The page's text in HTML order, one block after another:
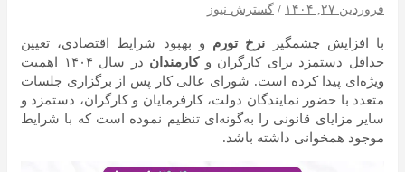
فروردین ۲۷, ۱۴۰۴ گسترش نیوز
با افزایش چشمگیر نرخ تورم و بهبود شرایط اقتصادی، تعیین
حداقل دستمزد برای کارگران وکارمندان
در سال ۱۴۰۴ اهمیت
ویژه‌ای پیدا کرده است. شورای عالی کار پس از برگزاری جلسات
متعدد با حضور نمایندگان دولت، کارفرمایان و کارگران، دستمزد و
سایر مزایای قانونی را به‌گونه‌ای تنظیم نموده است که با شرایط
موجود همخوانی داشته باشد.